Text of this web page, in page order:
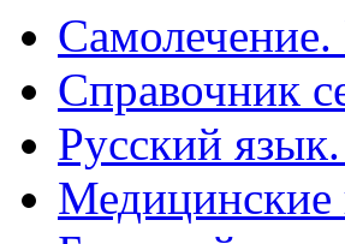
Справочник
Русский
Медицинские